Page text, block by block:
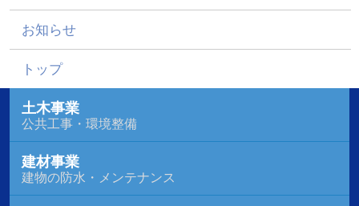
お知らせ
トップ
土木事業
公共工事・環境整備
建材事業
建物の防水・メンテナンス